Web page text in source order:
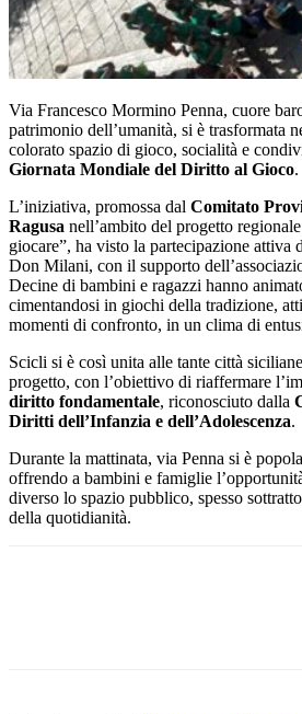
Via Francesco Mormino Penna, cuore
patrimonio dell’umanità, si è trasformata
colorato spazio di gioco, socialità e
Giornata Mondiale del Diritto al Gioco.
L’iniziativa, promossa dal Comitato
Ragusa nell’ambito del progetto
giocare”, ha visto la partecipazione attiva
Don Milani, con il supporto
Decine di bambini e ragazzi hanno
cimentandosi in giochi della tradizione,
momenti di confronto, in un clima di
Scicli si è così unita alle tante città
progetto, con l’obiettivo di riaffermare
diritto fondamentale, riconosciuto dalla
Diritti dell’Infanzia e dell’Adolescenza.
Durante la mattinata, via Penna si è
offrendo a bambini e famiglie
diverso lo spazio pubblico, spesso
della quotidianità.